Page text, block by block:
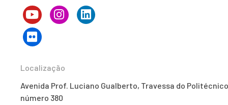
Localização
Avenida Prof. Luciano Gualberto, Travessa do
número 380